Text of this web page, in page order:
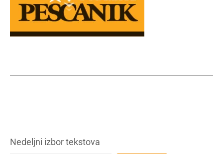
Nedeljni izbor tekstova